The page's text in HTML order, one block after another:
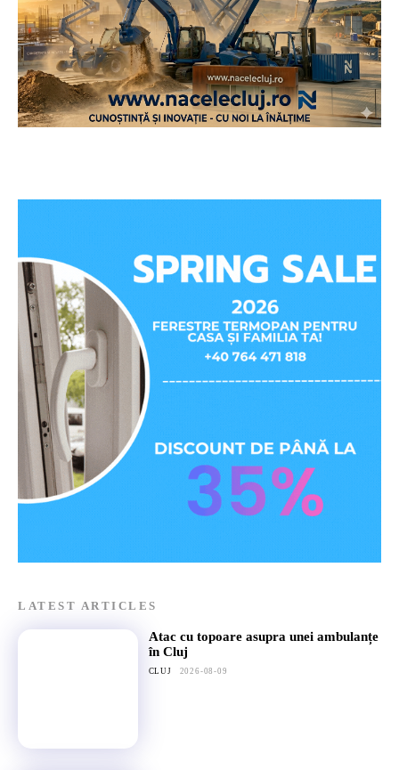
LATEST ARTICLES
Atac cu topoare asupra unei ambulanțe
în Cluj
CLUJ 2026-08-09